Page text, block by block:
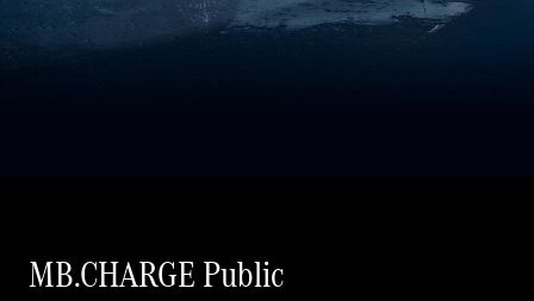
MB.CHARGE Public